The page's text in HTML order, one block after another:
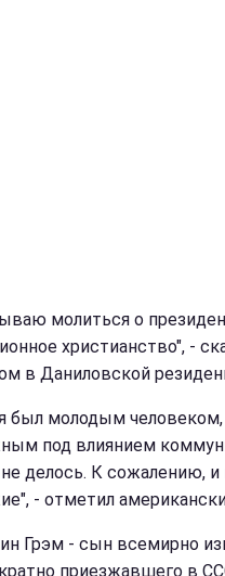
молиться о
христианство", -
в Даниловской
был молодым
под влиянием
делось. К сожалению,
- отметил
Грэм - сын всемирно
приезжавшего в